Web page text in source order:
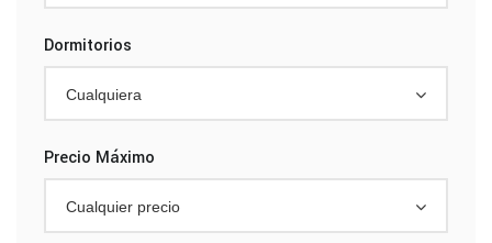
Dormitorios
Cualquiera
Precio Máximo
Cualquier precio